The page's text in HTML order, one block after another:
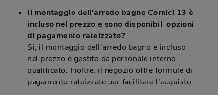
Il montaggio dell'arredo bagno Cornici 13 è
incluso nel prezzo e sono disponibili opzioni
di pagamento rateizzato?
Sì, il montaggio dell'arredo bagno è incluso
nel prezzo e gestito da personale interno
qualificato. Inoltre, il negozio offre formule di
pagamento rateizzate per facilitare l'acquisto.